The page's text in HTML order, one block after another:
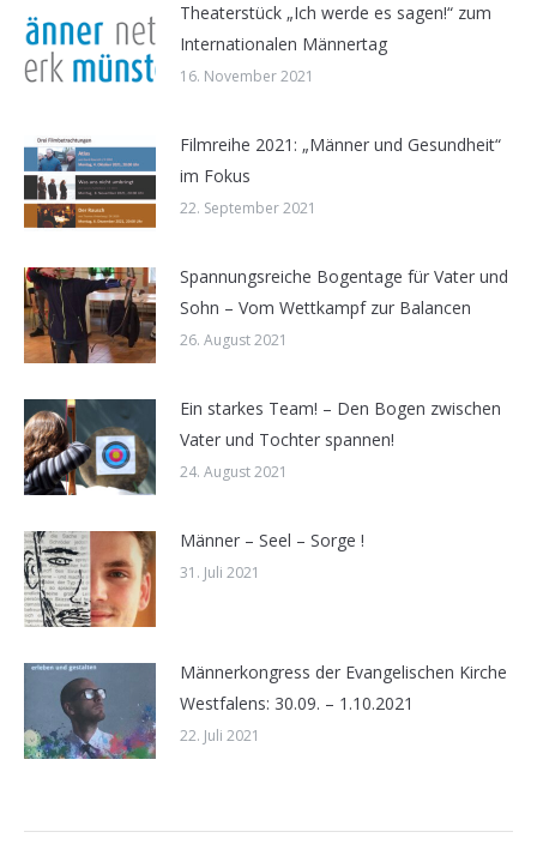
Theaterstück „Ich werde es sagen!“ zum
Internationalen Männertag
16. November 2021
Filmreihe 2021: „Männer und Gesundheit“
im Fokus
22. September 2021
Spannungsreiche Bogentage für Vater und
Sohn – Vom Wettkampf zur Balancen
26. August 2021
Ein starkes Team! – Den Bogen zwischen
Vater und Tochter spannen!
24. August 2021
Männer – Seel – Sorge !
31. Juli 2021
Männerkongress der Evangelischen Kirche
Westfalens: 30.09. – 1.10.2021
22. Juli 2021